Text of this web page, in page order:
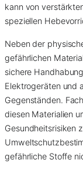
kann von
speziellen
Neben der
gefährlichen
sichere
Elektrogeräten und
Gegenständen.
diesen Materialien
Gesundheitsrisiken
gefährliche Stoffe